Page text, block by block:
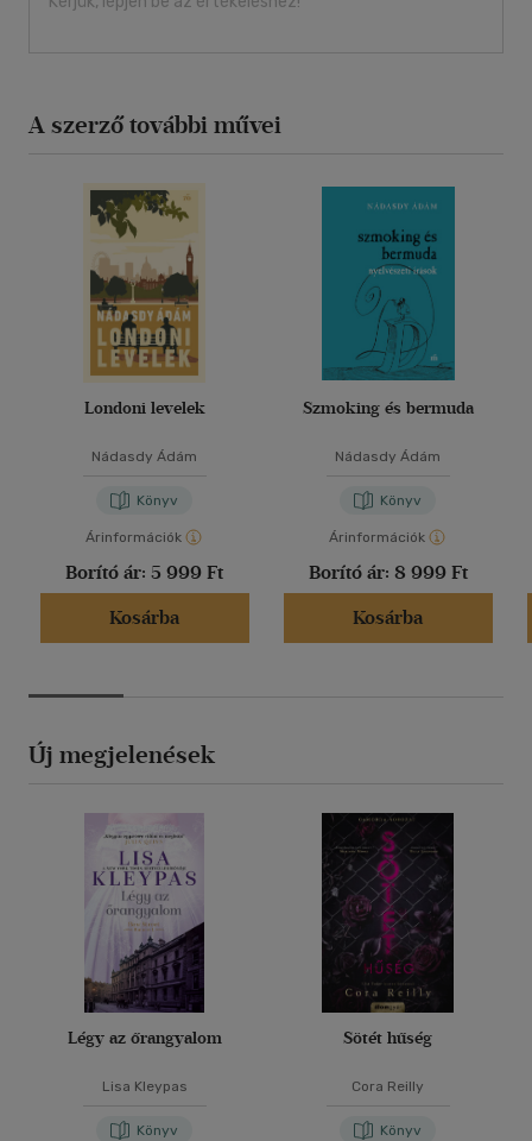
A szerző további művei
Londoni levelek
Nádasdy Ádám
Könyv
Árinformációk
Borító ár: 5 999 Ft
Kosárba
Szmoking és bermuda
Nádasdy Ádám
Könyv
Árinformációk
Borító ár: 8 999 Ft
Kosárba
Új megjelenések
Légy az őrangyalom
Lisa Kleypas
Könyv
Sötét hűség
Cora Reilly
Könyv